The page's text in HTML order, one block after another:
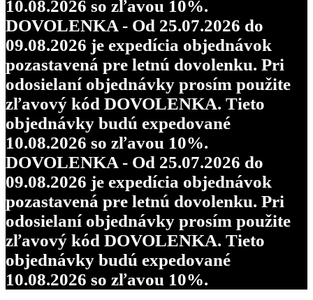
10.08.2026 so zľavou 10%.
DOVOLENKA - Od 25.07.2026 do
09.08.2026 je expedícia objednávok
pozastavená pre letnú dovolenku. Pri
odosielaní objednávky prosím použite
zľavový kód DOVOLENKA. Tieto
objednávky budú expedované
10.08.2026 so zľavou 10%.
DOVOLENKA - Od 25.07.2026 do
09.08.2026 je expedícia objednávok
pozastavená pre letnú dovolenku. Pri
odosielaní objednávky prosím použite
zľavový kód DOVOLENKA. Tieto
objednávky budú expedované
10.08.2026 so zľavou 10%.